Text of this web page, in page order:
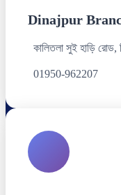
Dinajpur
কালিতলা সুই হাড়ি রোড,
01950-962207